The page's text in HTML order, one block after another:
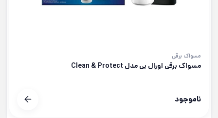
مسواک برقی
مسواک برقی اورال بی مدل Clean & Protect
ناموجود